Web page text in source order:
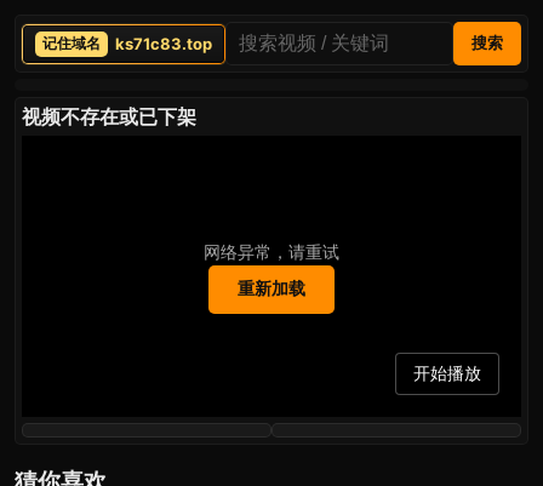
ks71c83.top 搜索
视频不存在或已下架
网络异常，请重试
重新加载
开始播放